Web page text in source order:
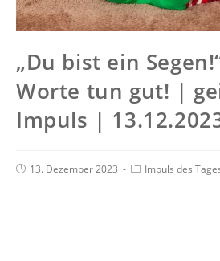
„Du bist ein
Worte tun gut! |
Impuls |
13. Dezember 2023 Impuls des